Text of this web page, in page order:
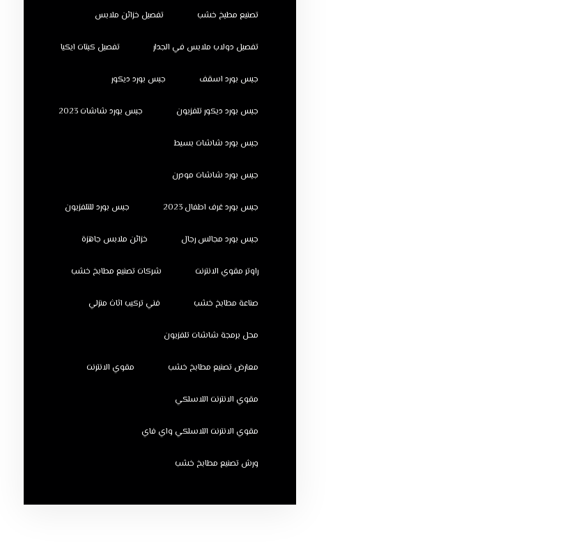
تصنيع مطبخ خشب تفصيل خزائن ملابس
تفصيل دولاب ملابس في الجدار تفصيل كبتات ايكيا
جبس بورد اسقف جبس بورد ديكور
جبس بورد ديكور تلفزيون جبس بورد شاشات 2023
جبس بورد شاشات بسيط
جبس بورد شاشات مودرن
جبس بورد غرف اطفال 2023 جبس بورد للتلفزيون
جبس بورد مجالس رجال خزائن ملابس جاهزة
راوتر مقوي الانترنت شركات تصنيع مطابخ خشب
صناعة مطابخ خشب فني تركيب اثاث منزلي
محل برمجة شاشات تلفزيون
معارض تصنيع مطابخ خشب مقوي الانترنت
مقوي الانترنت اللاسلكي
مقوي الانترنت اللاسلكي واي فاي
ورش تصنيع مطابخ خشب